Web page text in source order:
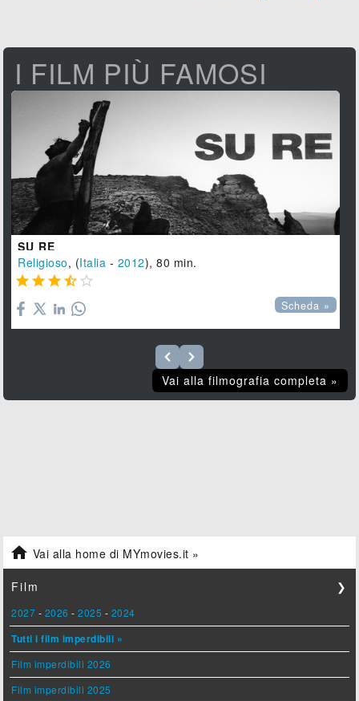
I FILM PIÙ FAMOSI
SU RE
Religioso, (Italia - 2012), 80 min.
    
Scheda »
Vai alla filmografia completa »
 Vai alla home di MYmovies.it »
Film ❯
2027 - 2026 -2025 - 2024
Tutti i film imperdibili »
Film imperdibili 2026
Film imperdibili 2025